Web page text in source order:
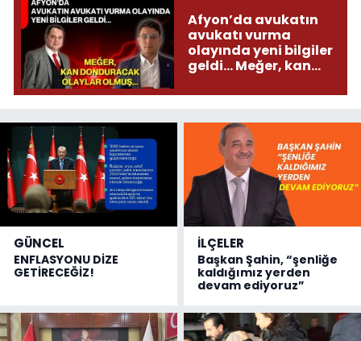
Afyon’da avukatın
avukatı vurma
olayında yeni bilgiler
geldi... Meğer, kan
olmuş...
GÜNCEL
ENFLASYONU DİZE
GETİRECEĞİZ!
İLÇELER
Başkan Şahin, “şenliğe
kaldığımız yerden
devam ediyoruz”